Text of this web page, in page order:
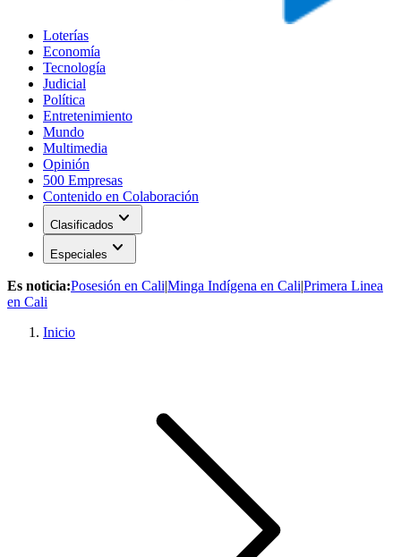
Loterías
Economía
Tecnología
Judicial
Política
Entretenimiento
Mundo
Multimedia
Opinión
500 Empresas
Contenido en Colaboración
Clasificados expand_more
Especiales expand_more
Es noticia:Posesión en Cali|Minga Indígena en Cali|Primera Linea
en Cali
Inicio